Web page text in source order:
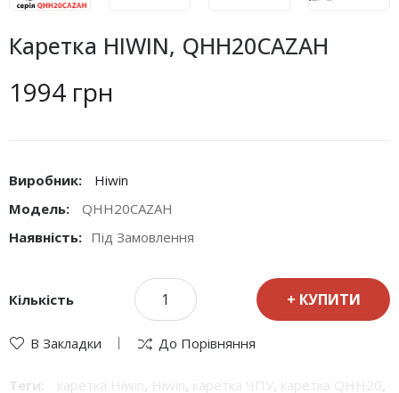
Каретка HIWIN, QHH20CAZAH
1994 грн
Виробник:
Hiwin
Модель:
QHH20CAZAH
Наявність: Під Замовлення
Кількість КУПИТИ
В Закладки До Порівняння
Теги: каретка Hiwin, Hiwin, каретка ЧПУ , каретка QHH20,